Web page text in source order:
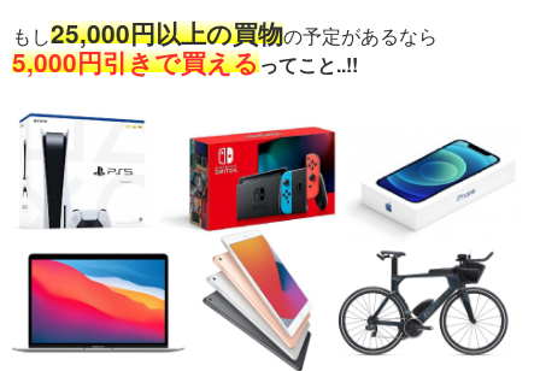
もし25,000円以上の買物の予定があるなら
5,000円引きで買えるってこと..!!